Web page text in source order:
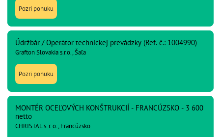
Pozri ponuku
Údržbár / Operátor technickej prevádzky (Ref. č.: 1004990)
Grafton Slovakia s.r.o., Šaľa
Pozri ponuku
MONTÉR OCEĽOVÝCH KONŠTRUKCIÍ - FRANCÚZSKO - 3 600
netto
CHRISTAL s. r. o., Francúzsko